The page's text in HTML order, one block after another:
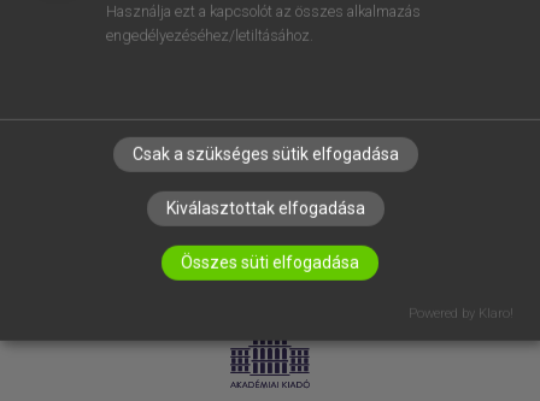
SÜTI BEÁLLÍTÁSOK
LICENCSZERZŐDÉS ADATVÉDELEM
Használja ezt a kapcsolót az összes alkalmazás
engedélyezéséhez/letiltásához.
Csak a szükséges sütik elfogadása
Kiválasztottak elfogadása
Összes süti elfogadása
Powered by Klaro!